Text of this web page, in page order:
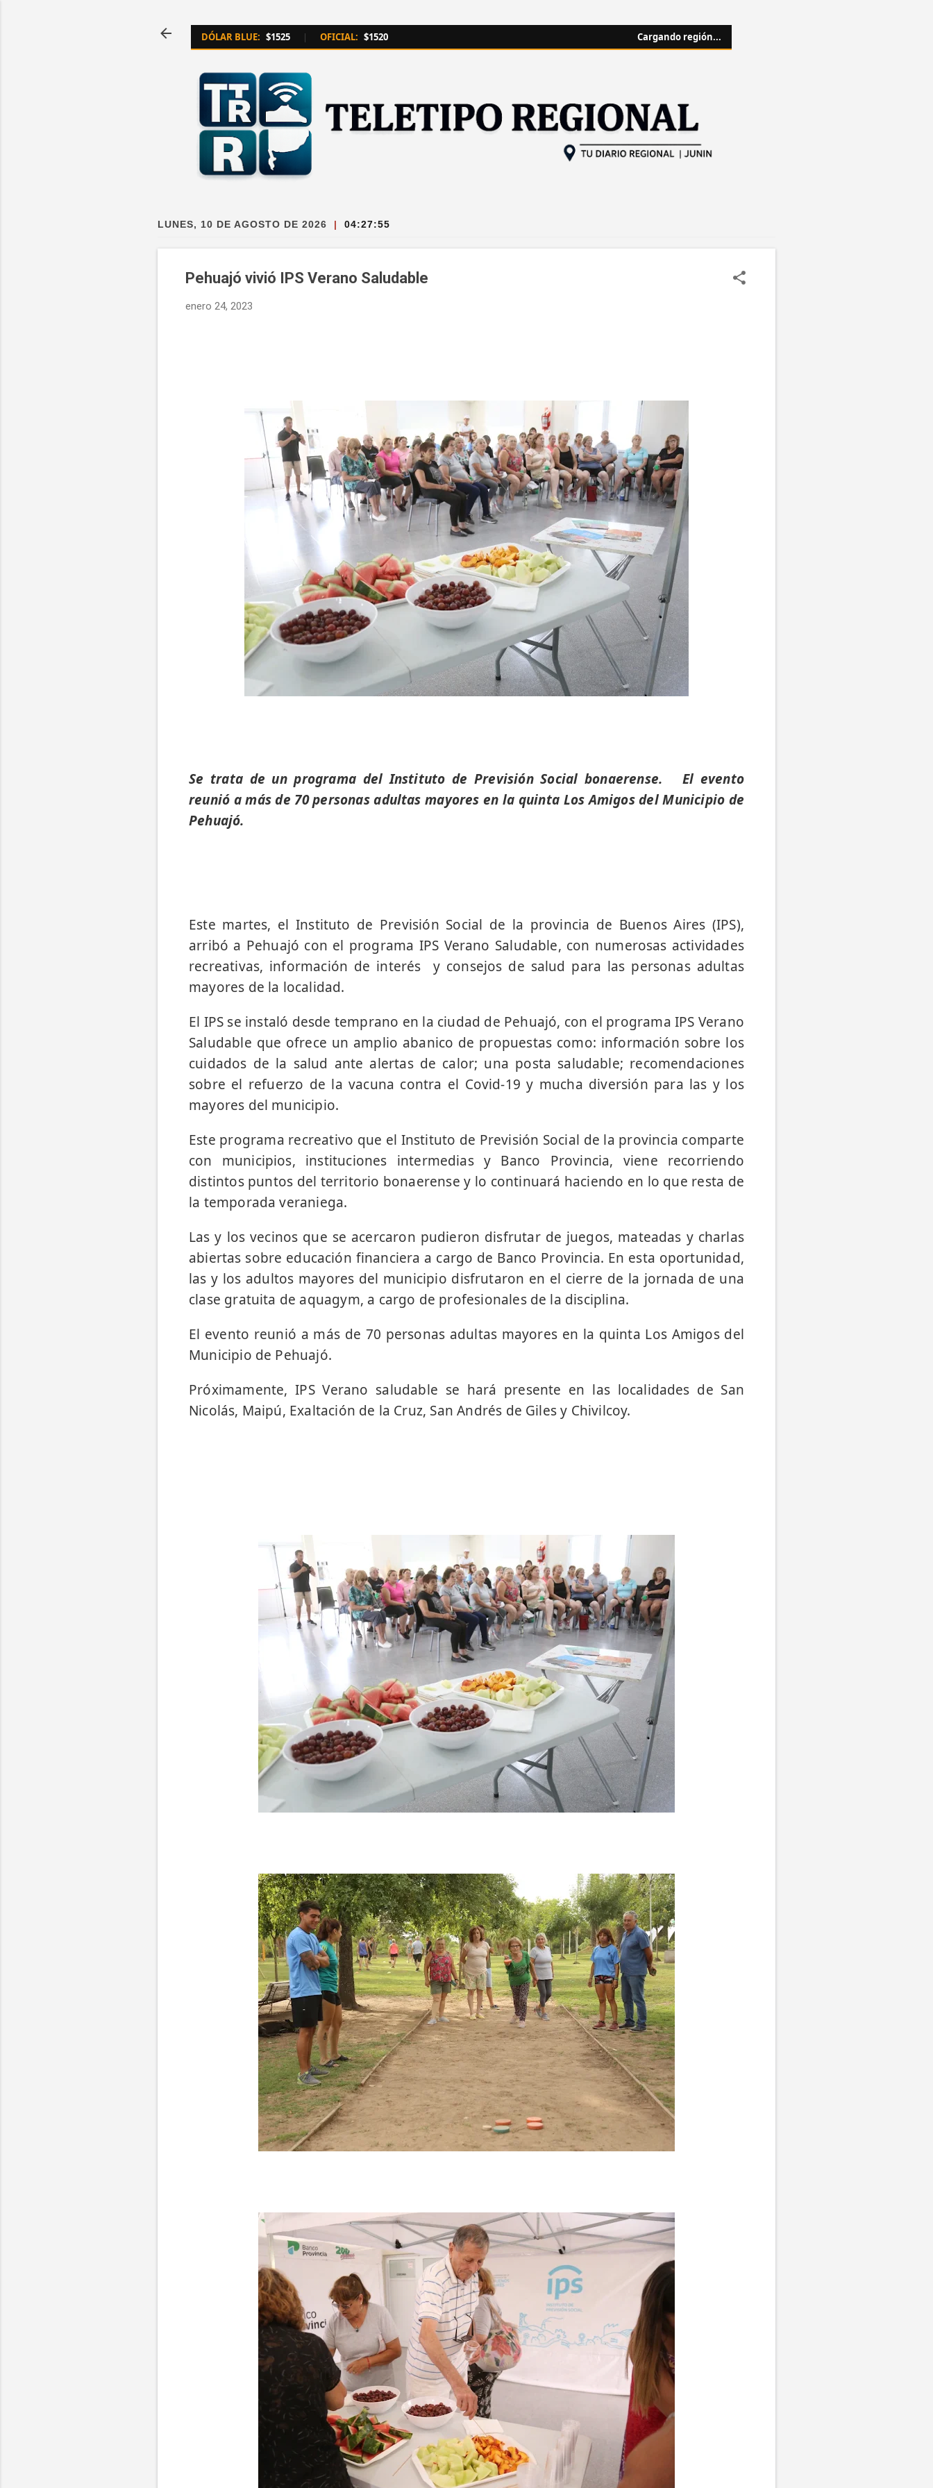
DÓLAR BLUE: $1525 | OFICIAL: $1520 Cargando región...
LUNES, 10 DE AGOSTO DE 2026 | 04:27:56
Pehuajó vivió IPS Verano Saludable
enero 24, 2023
Se trata de un programa del Instituto de Previsión Social bonaerense. El evento
reunió a más de 70 personas adultas mayores en la quinta Los Amigos del Municipio de
Pehuajó.
Este martes, el Instituto de Previsión Social de la provincia de Buenos Aires (IPS),
arribó a Pehuajó con el programa IPS Verano Saludable, con numerosas actividades
recreativas, información de interés y consejos de salud para las personas adultas
mayores de la localidad.
El IPS se instaló desde temprano en la ciudad de Pehuajó, con el programa IPS Verano
Saludable que ofrece un amplio abanico de propuestas como: información sobre los
cuidados de la salud ante alertas de calor; una posta saludable; recomendaciones
sobre el refuerzo de la vacuna contra el Covid-19 y mucha diversión para las y los
mayores del municipio.
Este programa recreativo que el Instituto de Previsión Social de la provincia comparte
con municipios, instituciones intermedias y Banco Provincia, viene recorriendo
distintos puntos del territorio bonaerense y lo continuará haciendo en lo que resta de
la temporada veraniega.
Las y los vecinos que se acercaron pudieron disfrutar de juegos, mateadas y charlas
abiertas sobre educación financiera a cargo de Banco Provincia. En esta oportunidad,
las y los adultos mayores del municipio disfrutaron en el cierre de la jornada de una
clase gratuita de aquagym, a cargo de profesionales de la disciplina.
El evento reunió a más de 70 personas adultas mayores en la quinta Los Amigos del
Municipio de Pehuajó.
Próximamente, IPS Verano saludable se hará presente en las localidades de San
Nicolás, Maipú, Exaltación de la Cruz, San Andrés de Giles y Chivilcoy.